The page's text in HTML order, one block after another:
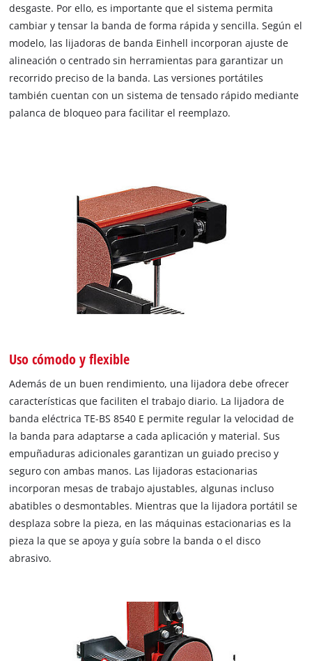
desgaste. Por ello, es importante que el sistema permita
cambiar y tensar la banda de forma rápida y sencilla. Según el
modelo, las lijadoras de banda Einhell incorporan ajuste de
alineación o centrado sin herramientas para garantizar un
recorrido preciso de la banda. Las versiones portátiles
también cuentan con un sistema de tensado rápido mediante
palanca de bloqueo para facilitar el reemplazo.
Uso cómodo y flexible
Además de un buen rendimiento, una lijadora debe ofrecer
características que faciliten el trabajo diario. La lijadora de
banda eléctrica TE-BS 8540 E permite regular la velocidad de
la banda para adaptarse a cada aplicación y material. Sus
empuñaduras adicionales garantizan un guiado preciso y
seguro con ambas manos. Las lijadoras estacionarias
incorporan mesas de trabajo ajustables, algunas incluso
abatibles o desmontables. Mientras que la lijadora portátil se
desplaza sobre la pieza, en las máquinas estacionarias es la
pieza la que se apoya y guía sobre la banda o el disco
abrasivo.